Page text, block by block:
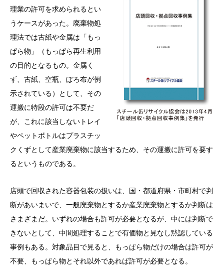
理業の許可を求められるとい
うケースがあった。廃棄物処
理法では古紙や金属は「もっ
ぱら物」（もっぱら再生利用
の目的となるもの。金属く
ず、古紙、空瓶、ぼろ布が例
示されている）として、その
運搬に特段の許可は不要だ
が、これに該当しないトレイ
やペットボトルはプラスチッ
クくずとして産業廃棄物に該当するため、その運搬に許可を要す
るというものである。
店頭で回収された容器包装の扱いは、国・都道府県・市町村で判
断があいまいで、一般廃棄物とするか産業廃棄物とするか判断は
さまざまだ。いずれの場合も許可が必要となるが、中には判断で
きないとして、中間処理することで有価物と見なし黙認している
事例もある。対象品目で見ると、もっぱら物だけの場合は許可が
不要、もっぱら物とそれ以外であれば許可が必要となる。